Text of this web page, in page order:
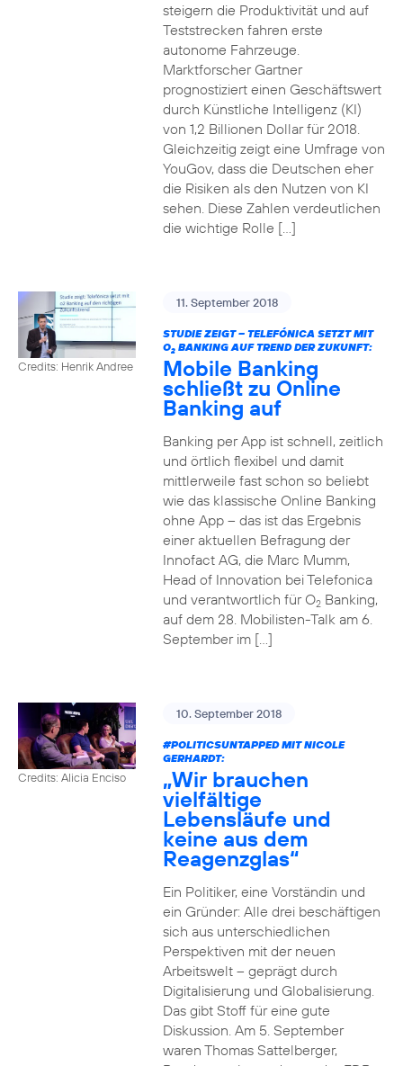
steigern die Produktivität und auf
Teststrecken fahren erste
autonome Fahrzeuge.
Marktforscher Gartner
prognostiziert einen Geschäftswert
durch Künstliche Intelligenz (KI)
von 1,2 Billionen Dollar für 2018.
Gleichzeitig zeigt eine Umfrage von
YouGov, dass die Deutschen eher
die Risiken als den Nutzen von KI
sehen. Diese Zahlen verdeutlichen
die wichtige Rolle […]
Credits: Henrik Andree
11. September 2018
STUDIE ZEIGT – TELEFÓNICA SETZT MIT
O2BANKING AUF TREND DER ZUKUNFT:
Mobile Banking
schließt zu Online
Banking auf
Banking per App ist schnell, zeitlich
und örtlich flexibel und damit
mittlerweile fast schon so beliebt
wie das klassische Online Banking
ohne App – das ist das Ergebnis
einer aktuellen Befragung der
Innofact AG, die Marc Mumm,
Head of Innovation bei Telefonica
und verantwortlich für O2Banking,
auf dem 28. Mobilisten-Talk am 6.
September im […]
Credits: Alicia Enciso
10. September 2018
#POLITICSUNTAPPEDMIT NICOLE
GERHARDT:
„Wir brauchen
vielfältige
Lebensläufe und
keine aus dem
Reagenzglas“
Ein Politiker, eine Vorständin und
ein Gründer: Alle drei beschäftigen
sich aus unterschiedlichen
Perspektiven mit der neuen
Arbeitswelt – geprägt durch
Digitalisierung und Globalisierung.
Das gibt Stoff für eine gute
Diskussion. Am 5. September
waren Thomas Sattelberger,